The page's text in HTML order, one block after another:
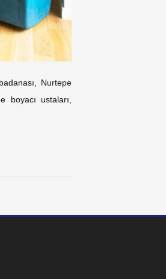
Nurtepe
boyacı ustaları,